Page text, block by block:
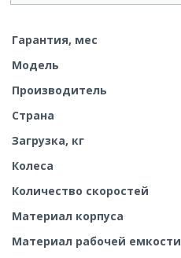
Гарантия, мес
Модель
Производитель
Страна
Загрузка, кг
Колеса
Количество скоростей
Материал корпуса
Материал рабочей емкости